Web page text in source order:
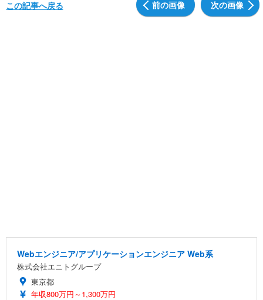
前の画像 次の画像
この記事へ戻る
Webエンジニア/アプリケーションエンジニア Web系
株式会社エニトグループ
東京都
年収800万円～1,300万円